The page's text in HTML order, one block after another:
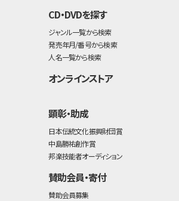
CD・DVDを探す
ジャンル一覧から検索
発売年月/番号から検索
人名一覧から検索
オンラインストア
顕彰・助成
日本伝統文化振興財団賞
中島勝祐創作賞
邦楽技能者オーディション
賛助会員・寄付
賛助会員募集